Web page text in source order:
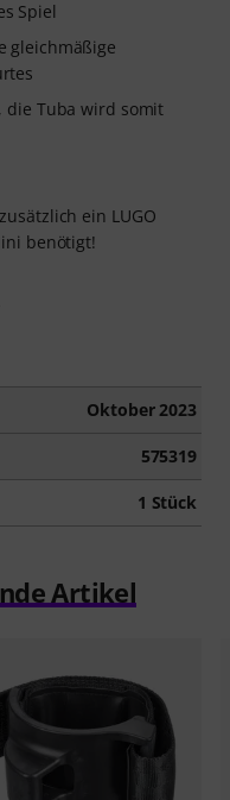
Spiel
gleichmäßige
die Tuba wird somit
ein LUGO
benötigt!
Oktober 2023
575319
1 Stück
Artikel